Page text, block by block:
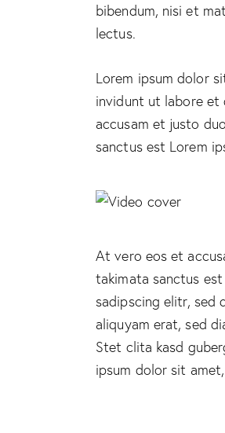
bibendum, nisi et
lectus.
Lorem ipsum dolor
invidunt ut labore et
accusam et justo
sanctus est Lorem
At vero eos et
takimata sanctus
sadipscing elitr, sed
aliquyam erat, sed
Stet clita kasd
ipsum dolor sit